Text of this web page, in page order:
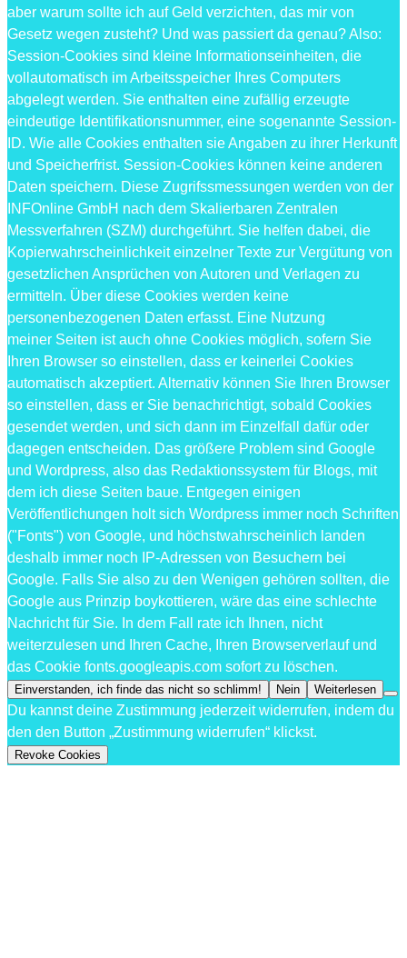
aber warum sollte ich auf Geld verzichten, das mir von
Gesetz wegen zusteht? Und was passiert da genau? Also:
Session-Cookies sind kleine Informationseinheiten, die
vollautomatisch im Arbeitsspeicher Ihres Computers
abgelegt werden. Sie enthalten eine zufällig erzeugte
eindeutige Identifikationsnummer, eine sogenannte Session-
ID. Wie alle Cookies enthalten sie Angaben zu ihrer Herkunft
und Speicherfrist. Session-Cookies können keine anderen
Daten speichern. Diese Zugrifssmessungen werden von der
INFOnline GmbH nach dem Skalierbaren Zentralen
Messverfahren (SZM) durchgeführt. Sie helfen dabei, die
Kopierwahrscheinlichkeit einzelner Texte zur Vergütung von
gesetzlichen Ansprüchen von Autoren und Verlagen zu
ermitteln. Über diese Cookies werden keine
personenbezogenen Daten erfasst. Eine Nutzung
meiner Seiten ist auch ohne Cookies möglich, sofern Sie
Ihren Browser so einstellen, dass er keinerlei Cookies
automatisch akzeptiert. Alternativ können Sie Ihren Browser
so einstellen, dass er Sie benachrichtigt, sobald Cookies
gesendet werden, und sich dann im Einzelfall dafür oder
dagegen entscheiden. Das größere Problem sind Google
und Wordpress, also das Redaktionssystem für Blogs, mit
dem ich diese Seiten baue. Entgegen einigen
Veröffentlichungen holt sich Wordpress immer noch Schriften
("Fonts") von Google, und höchstwahrscheinlich landen
deshalb immer noch IP-Adressen von Besuchern bei
Google. Falls Sie also zu den Wenigen gehören sollten, die
Google aus Prinzip boykottieren, wäre das eine schlechte
Nachricht für Sie. In dem Fall rate ich Ihnen, nicht
weiterzulesen und Ihren Cache, Ihren Browserverlauf und
das Cookie fonts.googleapis.com sofort zu löschen.
Einverstanden, ich finde das nicht so schlimm! Nein Weiterlesen
Du kannst deine Zustimmung jederzeit widerrufen, indem du
den den Button „Zustimmung widerrufen“ klickst.
Revoke Cookies